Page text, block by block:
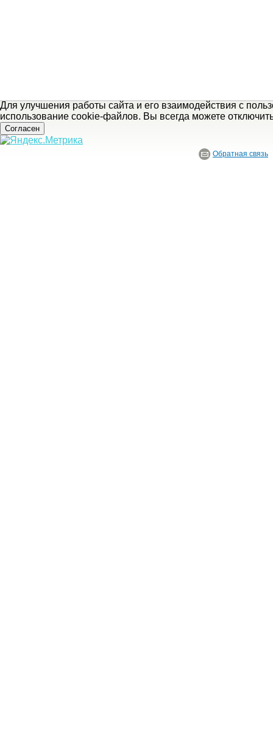
Для улучшения работы сайта и его взаимодействия с
использование cookie-файлов. Вы всегда можете
Согласен
Обратная связь